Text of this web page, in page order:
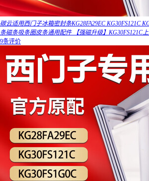
碳云适用西门子冰箱密封条KG28FA29EC KG30FS121C
条磁条吸条圈皮条通用配件 【强磁升级】KG30FS121C
9条评价